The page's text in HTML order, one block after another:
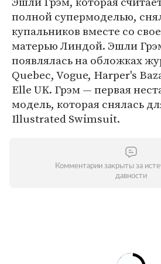
полной супермоделью,
купальников вместе со
матерью Линдой. Эшли
появлялась на обложках
Quebec, Vogue, Harper's
Elle UK. Грэм — первая
модель, которая снялась
Illustrated Swimsuit.
Комментарии закрыты за
давности